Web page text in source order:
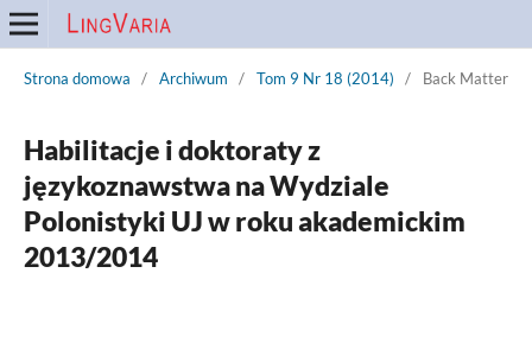
Strona domowa / Archiwum / Tom 9 Nr 18 (2014) / Back Matter
Habilitacje i doktoraty z
językoznawstwa na Wydziale
Polonistyki UJ w roku akademickim
2013/2014